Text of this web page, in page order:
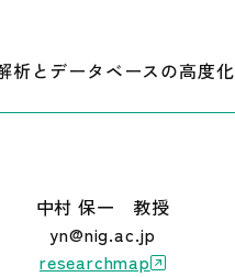
析とデータベースの高度化
中村 保一 教授
yn@nig.ac.jp
researchmap